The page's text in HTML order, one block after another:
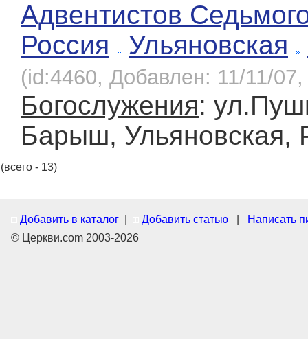
Адвентистов
Россия
Ульяновская
(id:4460, Добавлен: 11/11/
Богослужения:
Барыш, Ульяновская,
(всего - 13)
Добавить в каталог Добавить статью
Написать
© Церкви.com 2003-2026